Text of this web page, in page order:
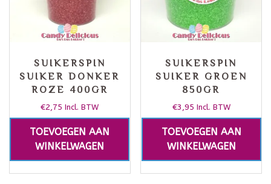
SUIKERSPIN
SUIKER DONKER
ROZE 400GR
€2,75 Incl. BTW
TOEVOEGEN AAN
WINKELWAGEN
SUIKERSPIN
SUIKER GROEN
850GR
€3,95 Incl. BTW
TOEVOEGEN AAN
WINKELWAGEN